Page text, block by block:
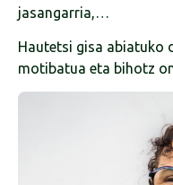
jasangarria,…
Hautetsi gisa abiatuko
motibatua eta bihotz